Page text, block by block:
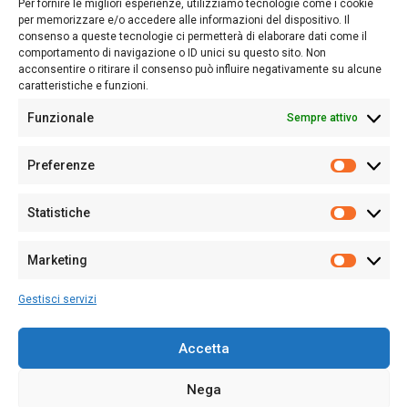
Per fornire le migliori esperienze, utilizziamo tecnologie come i cookie
per memorizzare e/o accedere alle informazioni del dispositivo. Il
consenso a queste tecnologie ci permetterà di elaborare dati come il
comportamento di navigazione o ID unici su questo sito. Non
acconsentire o ritirare il consenso può influire negativamente su alcune
caratteristiche e funzioni.
Funzionale Sempre attivo
Preferenze
Statistiche
Marketing
Gestisci servizi
Accetta
Nega
nostro passato e, soprattutto, al nostro futuro
Follow Us
Sede:Via Cristoforo Colombo 09013 Carbonia
Partita IVA02270380922
128/2020 del 10/02/2020
Per la Pubblicità: